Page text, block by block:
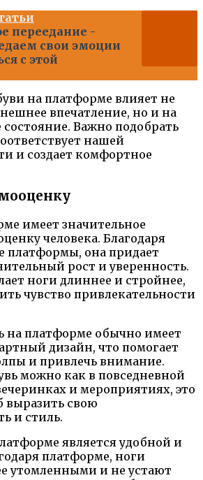
переедание -
свои эмоции
с этой
на платформе влияет не
впечатление, но и на
состояние. Важно подобрать
нашей
и создает комфортное
имеет значительное
человека. Благодаря
платформы, она придает
рост и уверенность.
ноги длиннее и стройнее,
чувство привлекательности
на платформе обычно имеет
дизайн, что помогает
и привлечь внимание.
можно как в повседневной
и мероприятиях, это
выразить свою
и стиль.
является удобной и
платформе, ноги
утомленными и не устают